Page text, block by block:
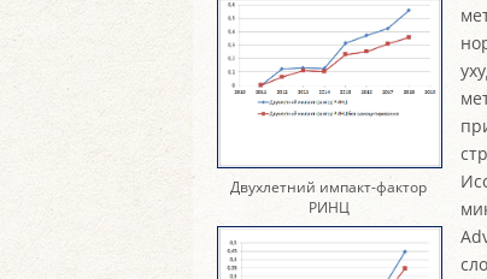
Двухлетний импакт-фактор
РИНЦ